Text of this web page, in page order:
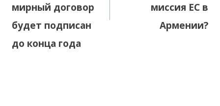
мирный договор
будет подписан
до конца года
миссия ЕС в
Армении?